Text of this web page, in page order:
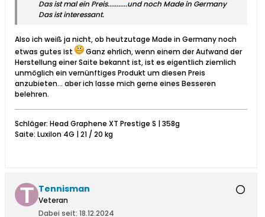
Das ist mal ein Preis...........und noch Made in Germany
Das ist interessant.
Also ich weiß ja nicht, ob heutzutage Made in Germany noch
etwas gutes ist
Ganz ehrlich, wenn einem der Aufwand der
Herstellung einer Saite bekannt ist, ist es eigentlich ziemlich
unmöglich ein vernünftiges Produkt um diesen Preis
anzubieten... aber ich lasse mich gerne eines Besseren
belehren.
Schläger: Head Graphene XT Prestige S | 358g
Saite: Luxilon 4G | 21 / 20 kg
Tennisman
Veteran
Dabei seit: 18.12.2024